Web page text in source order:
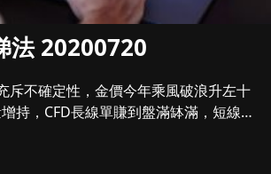
法 20200720
斥不確定性，金價今年乘風破浪升左十
持，CFD長線單賺到盤滿缽滿，短線